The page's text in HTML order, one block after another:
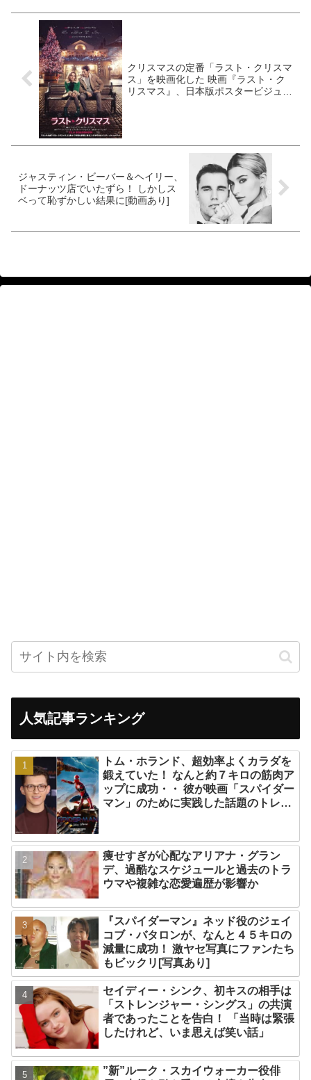
クリスマスの定番「ラスト・クリスマ
ス」を映画化した 映画『ラスト・ク
リスマス』、日本版ポスタービジュア
ジャスティン・ビーバー＆ヘイリー、
ドーナッツ店でいたずら！ しかしス
ベって恥ずかしい結果に[動画あり]
人気記事ランキング
トム・ホランド、超効率よくカラダを
鍛えていた！ なんと約７キロの筋肉ア
ップに成功・・ 彼が映画「スパイダー
マン」のために実践した話題のトレー
痩せすぎが心配なアリアナ・グラン
デ、過酷なスケジュールと過去のトラ
ウマや複雑な恋愛遍歴が影響か
『スパイダーマン』ネッド役のジェイ
コブ・バタロンが、なんと４５キロの
減量に成功！ 激ヤセ写真にファンたち
もビックリ[写真あり]
セイディー・シンク、初キスの相手は
「ストレンジャー・シングス」の共演
者であったことを告白！ 「当時は緊張
したけれど、いま思えば笑い話」
”新”ルーク・スカイウォーカー役俳